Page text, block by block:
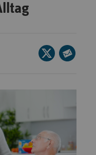
Seite
auf
E-